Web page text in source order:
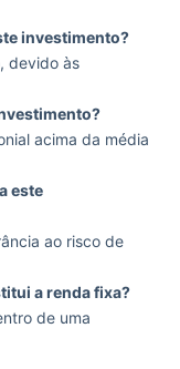
investimento?
devido às
acima da média
este
ao risco de
a renda fixa?
de uma